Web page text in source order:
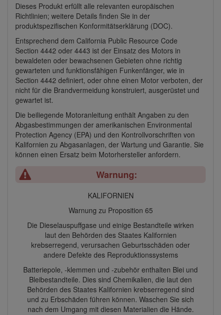
Dieses Produkt erfüllt alle relevanten europäischen
Richtlinien; weitere Details finden Sie in der
produktspezifischen Konformitätserklärung (DOC).
Entsprechend dem California Public Resource Code
Section 4442 oder 4443 ist der Einsatz des Motors in
bewaldeten oder bewachsenen Gebieten ohne richtig
gewarteten und funktionsfähigen Funkenfänger, wie in
Section 4442 definiert, oder ohne einen Motor verboten, der
nicht für die Brandvermeidung konstruiert, ausgerüstet und
gewartet ist.
Die beiliegende Motoranleitung enthält Angaben zu den
Abgasbestimmungen der amerikanischen Environmental
Protection Agency (EPA) und den Kontrollvorschriften von
Kalifornien zu Abgasanlagen, der Wartung und Garantie. Sie
können einen Ersatz beim Motorhersteller anfordern.
Warnung:
KALIFORNIEN
Warnung zu Proposition 65
Die Dieselauspuffgase und einige Bestandteile wirken
laut den Behörden des Staates Kalifornien
krebserregend, verursachen Geburtsschäden oder
andere Defekte des Reproduktionssystems
Batteriepole, -klemmen und -zubehör enthalten Blei und
Bleibestandteile. Dies sind Chemikalien, die laut den
Behörden des Staates Kalifornien krebserregend sind
und zu Erbschäden führen können. Waschen Sie sich
nach dem Umgang mit diesen Materialien die Hände.